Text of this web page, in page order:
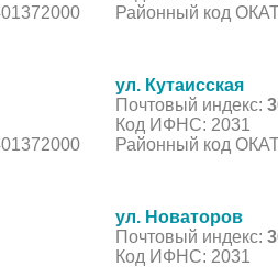
Районный код
ул. Кутаисская
Почтовый индекс:
Код ИФНС: 2031
Районный код
ул. Новаторов
Почтовый индекс:
Код ИФНС: 2031